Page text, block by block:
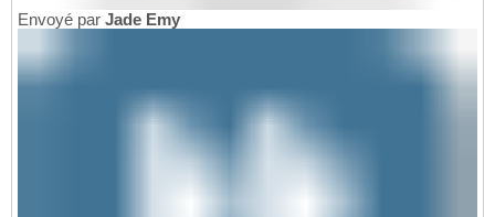
Envoyé par Jade Emy